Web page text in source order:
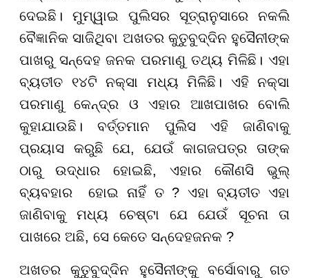
ଦେଇଛି। ମୁମ୍ୱାଇ ପୁଲିସର ସୂତ୍ରାନୁସାରେ ନକଲି
ବୈଜ୍ଞାନିକ ସାଜିଥିବା ଅଖତର କୁତୁବୁଦ୍ଦିନ ହୁସୈନୀଙ୍କ
ପାଖରୁ ସନ୍ଦେହ ଜନକ ପରମାଣୁ ତଥ୍ୟ ମିଳିଛି। ଏହା
ବ୍ୟତୀତ ୧୪ଟି ନକ୍ସା ମଧ୍ୟ ମିଳିଛି। ଏହି ନକ୍ସା
ପରମାଣୁ କେନ୍ଦ୍ର ଓ ଏହାର ଆଖପାଖର ବୋଲି
କୁହାଯାଉଛି। ବର୍ତ୍ତମାନ ପୁଲିସ ଏହି ଜାଣିବାକୁ
ପ୍ରୟାସ କରୁଛି ଯେ, ଯେଉଁ କାଗଜପତ୍ର ତାଙ୍କ
ଠାରୁ ଉଦ୍ଧାର ହୋଇଛି, ଏହାର କୌଣସି ଭୁଲ୍‌
ବ୍ୟବହାର ହୋଇ ନାହିଁ ତ ? ଏହା ବ୍ୟତୀତ ଏହା
ଜାଣିବାକୁ ମଧ୍ୟ ଚେଷ୍ଟା ଯେ ଯେଉଁ ସୂଚନା ତା
ପାଖରେ ଅଛି, ସେ କେତେ ସନ୍ଦେହଜନକ ?
ଅଖତର କୁତୁବୁଦ୍ଦିନ ହୁସୈନୀଙ୍କୁ ବର୍ସୋବାରୁ ଗତ